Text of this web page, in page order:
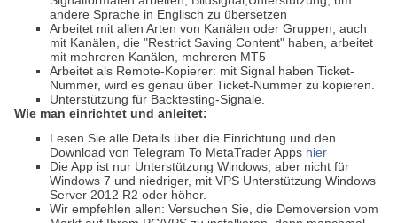
andere Sprache in Englisch zu übersetzen
Arbeitet mit allen Arten von Kanälen oder Gruppen, auch
mit Kanälen, die "Restrict Saving Content" haben, arbeitet
mit mehreren Kanälen, mehreren MT5
Arbeitet als Remote-Kopierer: mit Signal haben Ticket-
Nummer, wird es genau über Ticket-Nummer zu kopieren.
Unterstützung für Backtesting-Signale.
Wie man einrichtet und anleitet:
Lesen Sie alle Details über die Einrichtung und den
Download von Telegram To MetaTrader Apps hier
Die App ist nur Unterstützung Windows, aber nicht für
Windows 7 und niedriger, mit VPS Unterstützung Windows
Server 2012 R2 oder höher.
Wir empfehlen allen: Versuchen Sie, die Demoversion vom